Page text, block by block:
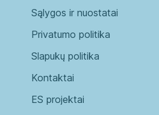
Sąlygos ir nuostatai
Privatumo politika
Slapukų politika
Kontaktai
ES projektai